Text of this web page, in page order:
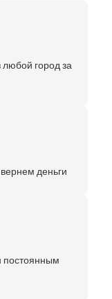
любой город за
деньги
постоянным